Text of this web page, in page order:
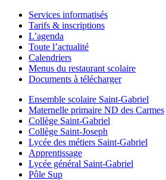
Services informatisés
Tarifs & inscriptions
L’agenda
Toute l’actualité
Calendriers
Menus du restaurant scolaire
Documents à télécharger
Ensemble scolaire Saint-Gabriel
Maternelle primaire ND des Carmes
Collège Saint-Gabriel
Collège Saint-Joseph
Lycée des métiers Saint-Gabriel
Apprentissage
Lycée général Saint-Gabriel
Pôle Sup